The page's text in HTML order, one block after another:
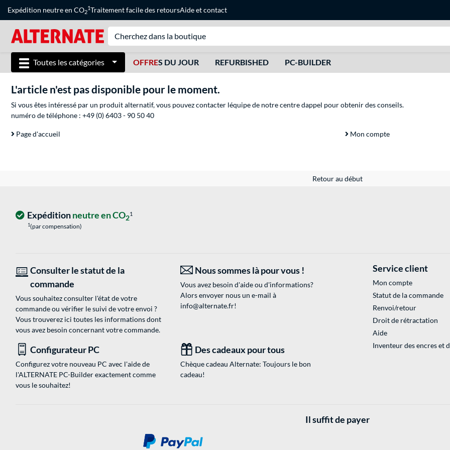
Expédition neutre en CO2
1Traitement facile des retoursAideetcontact
Toutes les catégories OFFRES DU JOUR REFURBISHED PC-BUILDER
L'article n'est pas disponible pour le moment.
Si vous êtes intéressé par un produit alternatif, vous pouvez contacter léquipe de notre centre dappel pour obtenir des conseils.
numéro de téléphone : +49 (0) 6403 - 90 50 40
Page d'accueil Mon compte
Retour au début
Expéditionneutre en CO21
1(par compensation)
Consulter le statut de la
commande
Vous souhaitez consulter l'état de votre
commande ou vérifier le suivi de votre envoi ?
Vous trouverez ici toutes les informations dont
vous avez besoin concernant votre commande.
Nous sommes là pour vous !
Vous avez besoin d'aide ou d'informations?
Alors envoyer nous un e-mail à
info@alternate.fr!
Configurateur PC
Configurez votre nouveau PC avec l'aide de
l'ALTERNATE PC-Builder exactement comme
vous le souhaitez!
Des cadeaux pour tous
Chèque cadeau Alternate: Toujours le bon
cadeau!
Service client
Mon compte
Statut de la commande
Renvoi/retour
Droit de rétractation
Aide
Inventeur des encres et
Il suffit de payer